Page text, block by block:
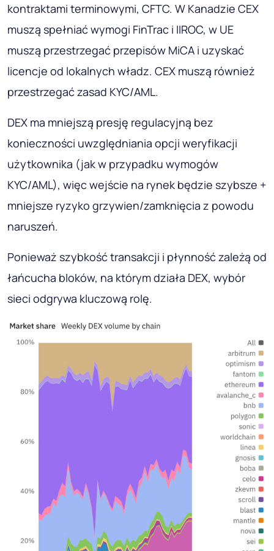
kontraktami terminowymi, CFTC. W Kanadzie CEX
muszą spełniać wymogi FinTrac i IIROC, w UE
muszą przestrzegać przepisów MiCA i uzyskać
licencje od lokalnych władz. CEX muszą również
przestrzegać zasad KYC/AML.
DEX ma mniejszą presję regulacyjną bez
konieczności uwzględniania opcji weryfikacji
użytkownika (jak w przypadku wymogów
KYC/AML), więc wejście na rynek będzie szybsze +
mniejsze ryzyko grzywien/zamknięcia z powodu
naruszeń.
Ponieważ szybkość transakcji i płynność zależą od
łańcucha bloków, na którym działa DEX, wybór
sieci odgrywa kluczową rolę.